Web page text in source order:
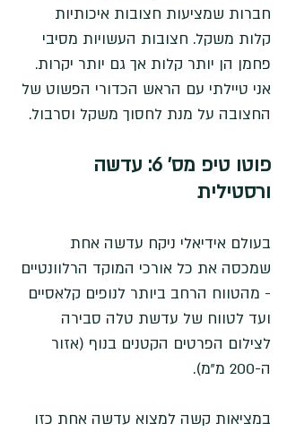
חברות שמציעות חצובות איכותיות
קלות משקל. חצובות העשויות מסיבי
פחמן הן יותר קלות אך גם יותר יקרות.
אני טיילתי עם הראש הכדורי הפשוט של
החצובה על מנת לחסוך משקל וסרבול.
פוטו טיפ מס' 6:
עדשה
ורסטילית
בעולם אידיאלי ניקח עדשה אחת
שמכסה את כל אורכי המוקד הרלוונטיים
- מהטווח הרחב ביותר לנופים קלאסיים
ועד לטווח של עדשת טלה סבירה
לצילום הפרטים הקטנים בנוף (אזור
ה-200 מ"מ).
במציאות קשה למצוא עדשה אחת כזו